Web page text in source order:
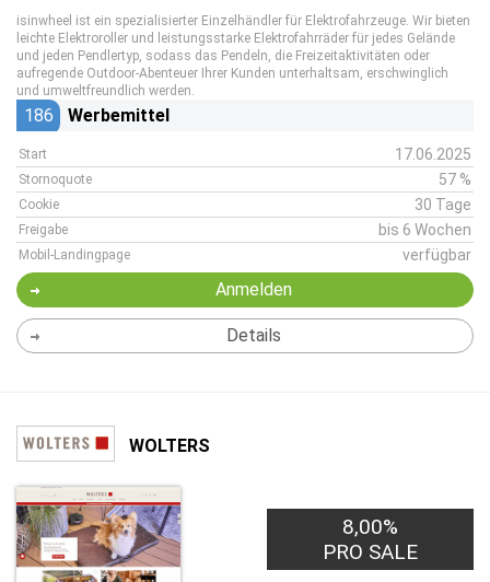
isinwheel ist ein spezialisierter Einzelhändler für Elektrofahrzeuge. Wir bieten
leichte Elektroroller und leistungsstarke Elektrofahrräder für jedes Gelände
und jeden Pendlertyp, sodass das Pendeln, die Freizeitaktivitäten oder
aufregende Outdoor-Abenteuer Ihrer Kunden unterhaltsam, erschwinglich
und umweltfreundlich werden.
186 Werbemittel
Start 17.06.2025
Stornoquote 57 %
Cookie 30 Tage
Freigabe bis 6 Wochen
Mobil-Landingpage verfügbar
Anmelden
Details
WOLTERS
8,00%
PRO SALE